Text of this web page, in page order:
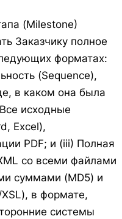
(Milestone)
Заказчику полное
форматах:
(Sequence),
в каком она была
исходные
Excel),
PDF; и (iii) Полная
со всеми файлами
суммами (MD5) и
в формате,
системы